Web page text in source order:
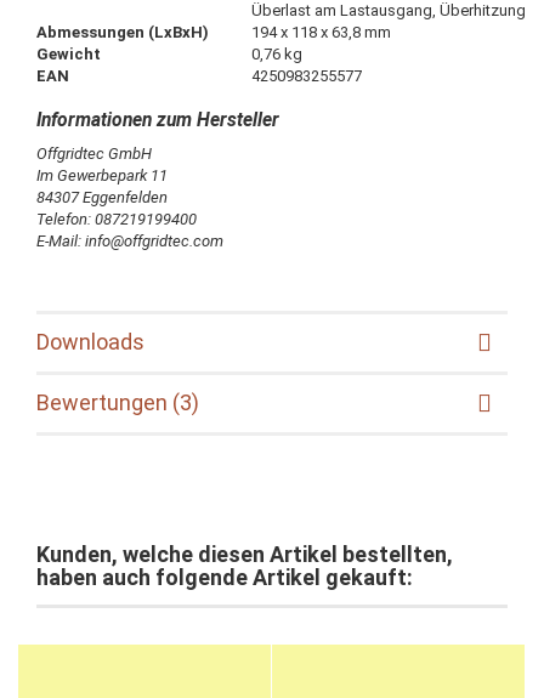
Überlast am Lastausgang, Überhitzung
Abmessungen (LxBxH)
194 x 118 x 63,8 mm
Gewicht
0,76 kg
EAN
4250983255577
Offgridtec GmbH
Im Gewerbepark 11
84307 Eggenfelden
Telefon: 087219199400
E-Mail: info@offgridtec.com
Downloads
Bewertungen (3)
Kunden, welche diesen Artikel bestellten,
haben auch folgende Artikel gekauft: